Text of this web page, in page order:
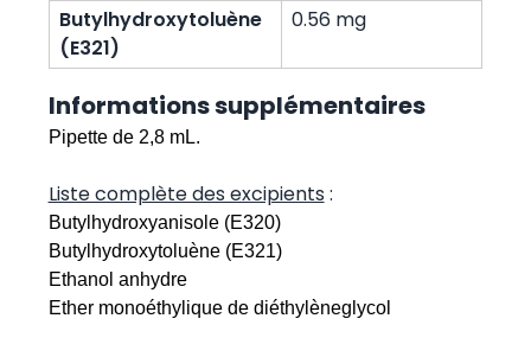
Butylhydroxytoluène
(E321)
0.56 mg
Informations supplémentaires
Pipette de 2,8 mL.
Liste complète des excipients :
Butylhydroxyanisole (E320)
Butylhydroxytoluène (E321)
Ethanol anhydre
Ether monoéthylique de diéthylèneglycol